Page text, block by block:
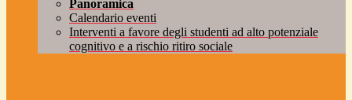
Panoramica
Calendario eventi
Interventi a favore degli studenti ad alto potenziale
cognitivo e a rischio ritiro sociale